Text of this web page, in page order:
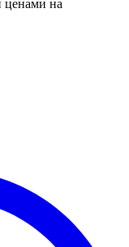
ценами на